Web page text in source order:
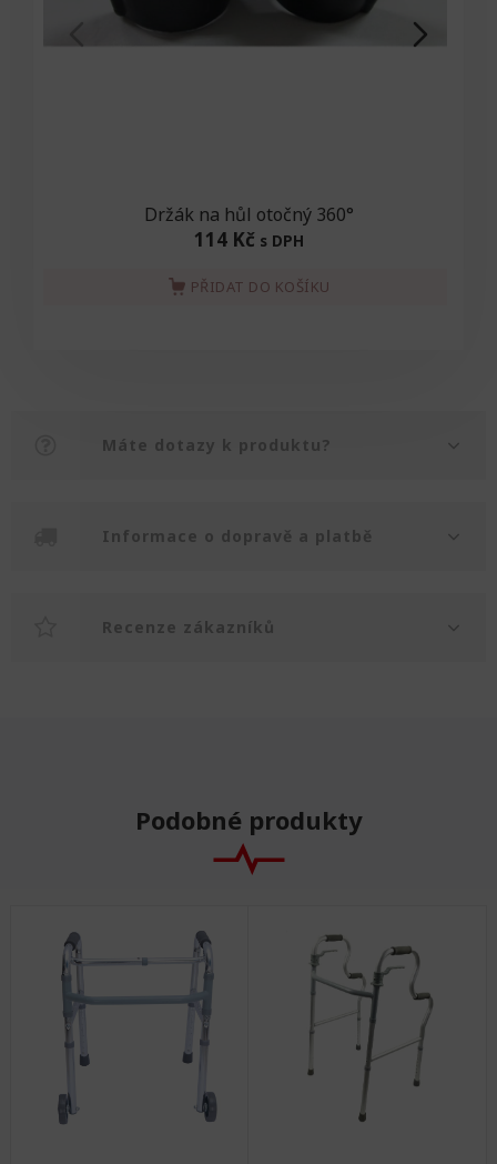
Držák na hůl otočný 360°
114 Kč s DPH
PŘIDAT DO KOŠÍKU
Máte dotazy k produktu?
Informace o dopravě a platbě
Recenze zákazníků
Podobné produkty